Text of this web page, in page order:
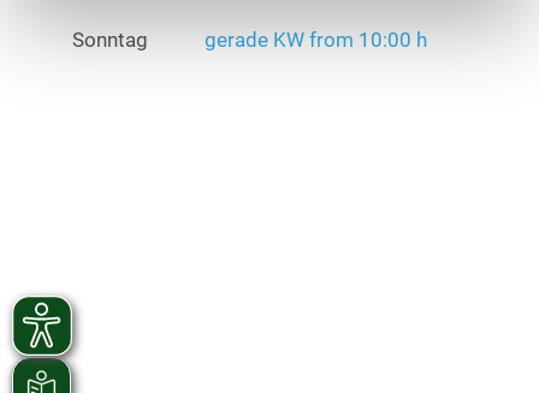
Sonntag gerade KW from 10:00 h